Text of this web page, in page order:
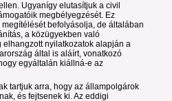
Ugyanígy elutasítjuk a civil
megbélyegzését. Ez
befolyásolja, de általában
a közügyekben való
nyilatkozatok alapján a
által is aláírt, vonatkozó
egyáltalán kiállná-e az
tartjuk arra, hogy az állampolgárok
és fejtsenek ki. Az eddigi